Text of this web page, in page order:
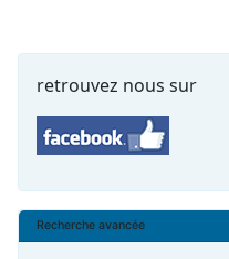
retrouvez nous sur
Recherche avancée